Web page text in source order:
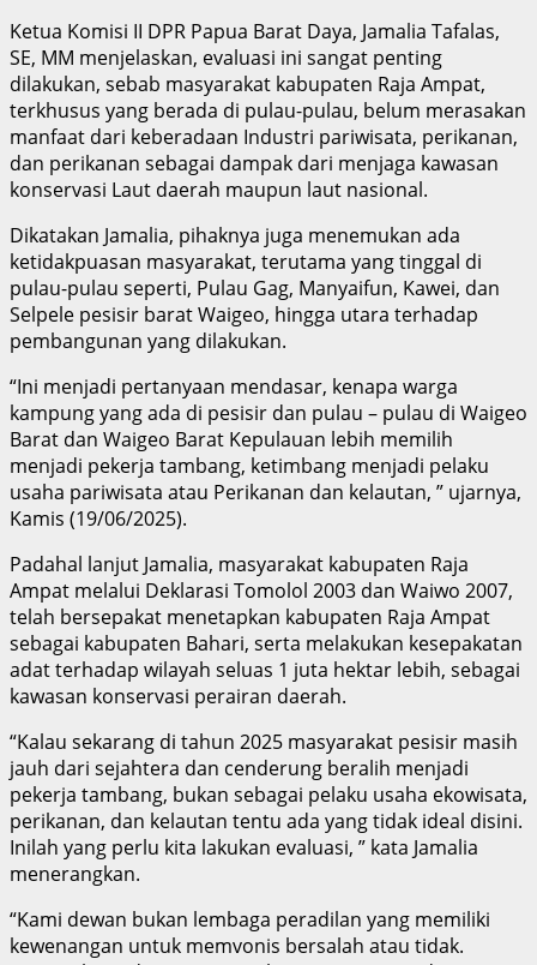
Ketua Komisi II DPR Papua Barat Daya, Jamalia Tafalas,
SE, MM menjelaskan, evaluasi ini sangat penting
dilakukan, sebab masyarakat kabupaten Raja Ampat,
terkhusus yang berada di pulau-pulau, belum merasakan
manfaat dari keberadaan Industri pariwisata, perikanan,
dan perikanan sebagai dampak dari menjaga kawasan
konservasi Laut daerah maupun laut nasional.
Dikatakan Jamalia, pihaknya juga menemukan ada
ketidakpuasan masyarakat, terutama yang tinggal di
pulau-pulau seperti, Pulau Gag, Manyaifun, Kawei, dan
Selpele pesisir barat Waigeo, hingga utara terhadap
pembangunan yang dilakukan.
“Ini menjadi pertanyaan mendasar, kenapa warga
kampung yang ada di pesisir dan pulau – pulau di Waigeo
Barat dan Waigeo Barat Kepulauan lebih memilih
menjadi pekerja tambang, ketimbang menjadi pelaku
usaha pariwisata atau Perikanan dan kelautan, ” ujarnya,
Kamis (19/06/2025).
Padahal lanjut Jamalia, masyarakat kabupaten Raja
Ampat melalui Deklarasi Tomolol 2003 dan Waiwo 2007,
telah bersepakat menetapkan kabupaten Raja Ampat
sebagai kabupaten Bahari, serta melakukan kesepakatan
adat terhadap wilayah seluas 1 juta hektar lebih, sebagai
kawasan konservasi perairan daerah.
“Kalau sekarang di tahun 2025 masyarakat pesisir masih
jauh dari sejahtera dan cenderung beralih menjadi
pekerja tambang, bukan sebagai pelaku usaha ekowisata,
perikanan, dan kelautan tentu ada yang tidak ideal disini.
Inilah yang perlu kita lakukan evaluasi, ” kata Jamalia
menerangkan.
“Kami dewan bukan lembaga peradilan yang memiliki
kewenangan untuk memvonis bersalah atau tidak.